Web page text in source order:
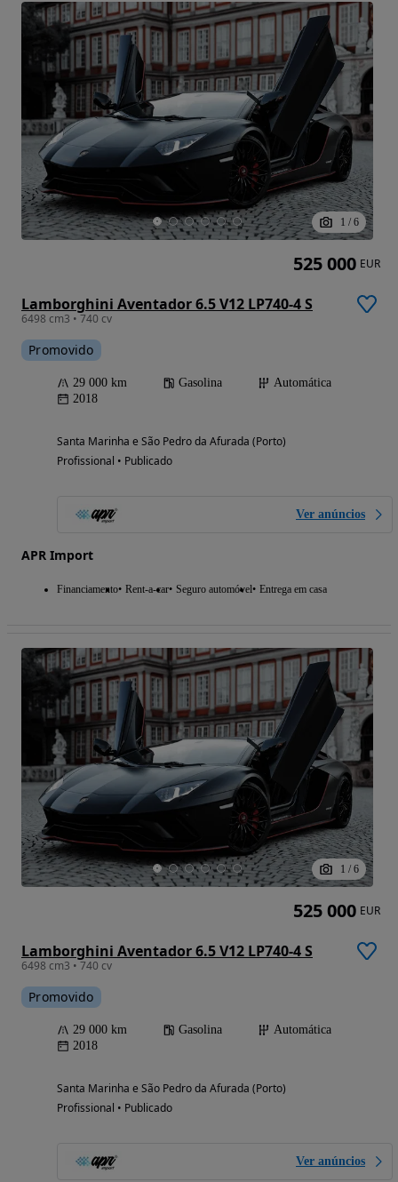
1 / 6
Lamborghini Aventador 6.5 V12 LP740-4 S
6498 cm3 • 740 cv
Promovido
29 000 km Gasolina
Automática
2018
Santa Marinha e São Pedro da Afurada (Porto)
Profissional • Publicado
Ver anúncios
APR Import
Financiamento Rent-a-car Seguro automóvel Entrega em casa
525 000 EUR
1 / 6
Lamborghini Aventador 6.5 V12 LP740-4 S
6498 cm3 • 740 cv
Promovido
29 000 km Gasolina
Automática
2018
Santa Marinha e São Pedro da Afurada (Porto)
Profissional • Publicado
Ver anúncios
525 000 EUR